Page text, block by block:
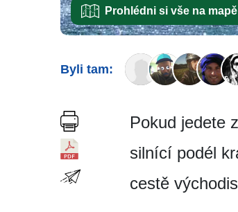
Prohlédni si vše na mapě
Byli tam:
Pokud jedete
silnící podél
cestě